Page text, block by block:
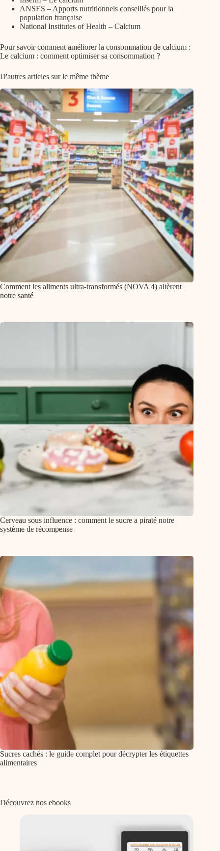
ANSES – Apports nutritionnels conseillés pour la
population française
National Institutes of Health – Calcium
Pour savoir comment améliorer la consommation de calcium :
Le calcium : comment optimiser sa consommation ?
D'autres articles sur le même thème
Comment les aliments ultra-transformés (NOVA 4) altèrent
notre santé
Cerveau sous influence : comment le sucre a piraté notre
système de récompense
Sucres cachés : le guide complet pour décrypter les étiquettes
alimentaires
Découvrez nos ebooks